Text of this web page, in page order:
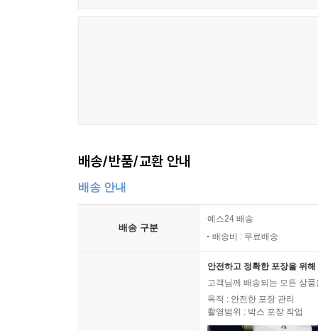
Section 06 최신 기출문제 6회
Section 07 최신 기출문제 7회
Section 08 최신 기출문제 8회
Section 09 최신 기출문제 9회
Section 10 최신 기출문제 10회
배송/반품/교환 안내
배송 안내
배송 구분
예스24 배송
배송비 : 무료배송
안전하고 정확한 포장을 위
고객님께 배송되는 모든 상
목적 : 안전한 포장 관리
촬영범위 : 박스 포장 작업